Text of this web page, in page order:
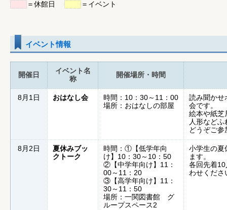
＝休館日 ＝イベント
イベント情報
開催日
イベント名
称
開催場所・時間
8月1日 おはなし会
時間：10：30～11：00
場所：おはなしの部屋
読み聞かせ
会です。
絵本や紙芝
人形など
どうぞご参
8月2日
夏休みブッ
クトーク
時間：①【低学年向
け】10：30～10：50
②【中学年向け】11：
00～11：20
③【高学年向け】11：
30～11：50
場所：一関図書館 グ
ループスペース2
小学生の夏
ます。
各回先着
わせくださ